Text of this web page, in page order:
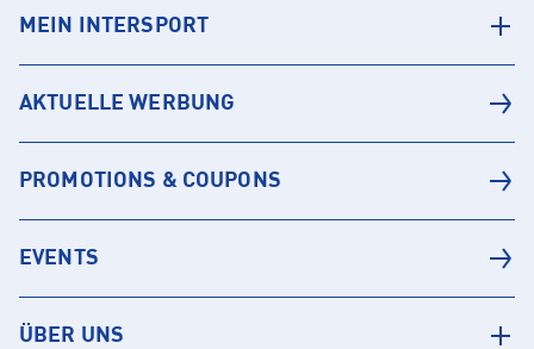
MEIN INTERSPORT
AKTUELLE WERBUNG
PROMOTIONS & COUPONS
EVENTS
ÜBER UNS